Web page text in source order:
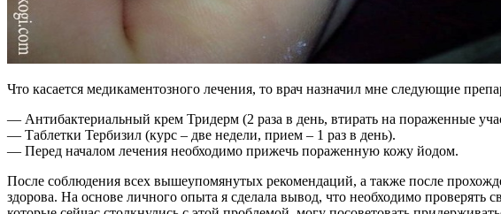
Что касается медикаментозного лечения, то врач назначил мне следующие
— Антибактериальный крем Тридерм (2 раза в день, втирать на пораженные
— Таблетки Тербизил (курс – две недели, прием – 1 раз в день).
— Перед началом лечения необходимо прижечь пораженную кожу йодом.
После соблюдения всех вышеупомянутых рекомендаций, а также после
здорова. На основе личного опыта я сделала вывод, что необходимо